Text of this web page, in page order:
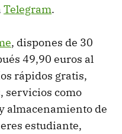
Telegram.
, dispones de 30
49,90 euros al
rápidos gratis,
servicios como
almacenamiento de
estudiante,